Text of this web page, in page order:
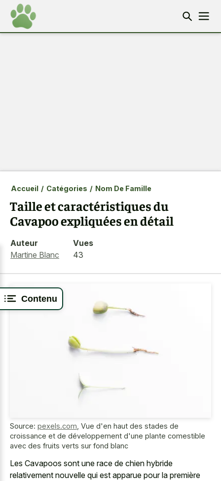
Contenu
Accueil / Catégories / Nom De Famille
Taille et caractéristiques du
Cavapoo expliquées en détail
Auteur
Martine Blanc
Vues
43
Source: pexels.com Vue d'en haut des stades de
croissance et de développement d'une plante comestible
avec des fruits verts sur fond blanc
Les Cavapoos sont une race de chien hybride
relativement nouvelle qui est apparue pour la première